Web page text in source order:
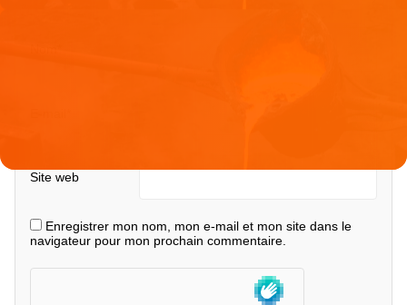
Site web
Enregistrer mon nom, mon e-mail et mon site dans le
navigateur pour mon prochain commentaire.